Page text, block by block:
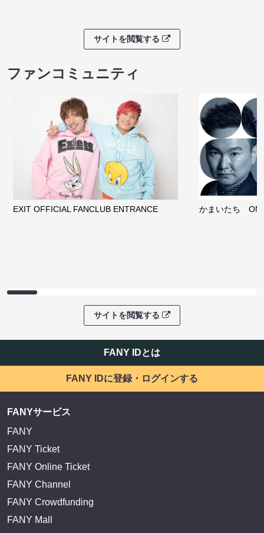
サイトを閲覧する
ファンコミュニティ
EXIT OFFICIAL FANCLUB ENTRANCE かまいたち
サイトを閲覧する
FANY IDとは
FANY IDに登録・ログインする
FANYサービス
FANY
FANY Ticket
FANY Online Ticket
FANY Channel
FANY Crowdfunding
FANY Mall